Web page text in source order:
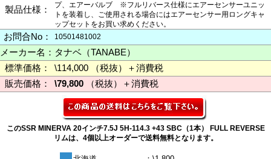
製品仕様：
プ、エアーバルブ ※フルリバース仕様にエアーセンサーユニッ
トを装着し、ご使用される場合にはエアーセンサー用ロングキャ
ップセットをお買い求めください。
お問合No： 10501481002
メーカー名： タナベ（TANABE）
標準価格：
\114,000 （税抜）＋消費税
販売価格：
\79,800 （税抜）＋消費税
このSSR MINERVA 20インチ7.5J 5H-114.3 +43 SBC（1本） FULL REVERSE
リムは、4個以上オーダーで送料無料となります。